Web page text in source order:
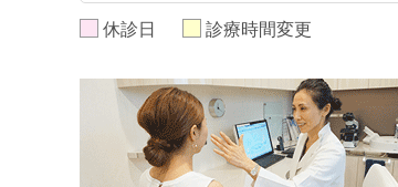
休診日 診療時間変更